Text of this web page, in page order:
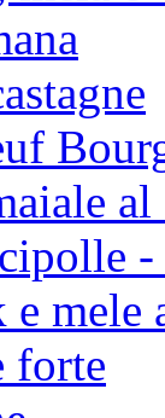
-
mele
forte